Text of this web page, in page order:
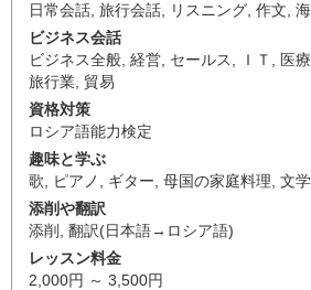
日常会話, 旅行会話, リスニング, 作文,
ビジネス会話
ビジネス全般, 経営, セールス, ＩＴ , 医療
旅行業, 貿易
資格対策
ロシア語能力検定
趣味と学ぶ
歌, ピアノ , ギター, 母国の家庭料理, 文学
添削や翻訳
添削 , 翻訳(日本語→ロシア語)
レッスン料金
2,000円 ～ 3,500円